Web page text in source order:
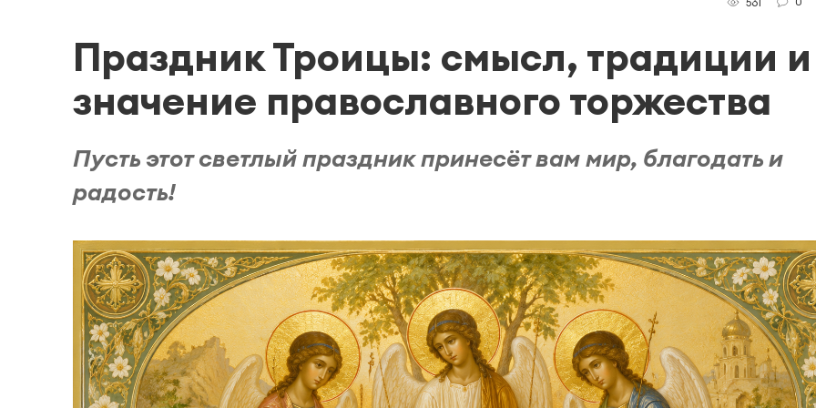
Праздник Троицы: смысл, традиции и
значение православного торжества
Пусть этот светлый праздник принесёт вам мир, благодать и
радость!